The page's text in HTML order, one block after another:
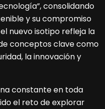
consolidando
y su compromiso
nuevo isotipo refleja la
conceptos clave como
la innovación y
constante en toda
el reto de explorar